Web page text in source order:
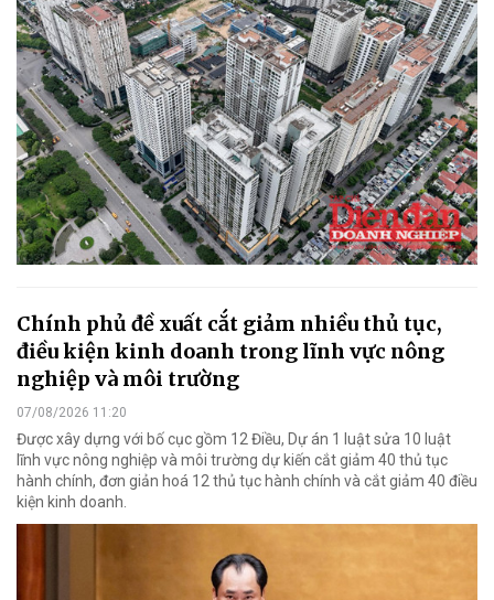
Chính phủ đề xuất cắt giảm nhiều thủ tục,
điều kiện kinh doanh trong lĩnh vực nông
nghiệp và môi trường
07/08/2026 11:20
Được xây dựng với bố cục gồm 12 Điều, Dự án 1 luật sửa 10 luật
lĩnh vực nông nghiệp và môi trường dự kiến cắt giảm 40 thủ tục
hành chính, đơn giản hoá 12 thủ tục hành chính và cắt giảm 40 điều
kiện kinh doanh.